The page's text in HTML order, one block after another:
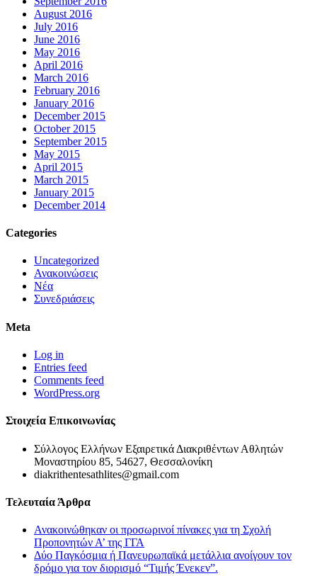
August 2016
July 2016
June 2016
May 2016
April 2016
March 2016
February 2016
January 2016
December 2015
October 2015
September 2015
May 2015
April 2015
March 2015
January 2015
December 2014
Categories
Uncategorized
Ανακοινώσεις
Νέα
Συνεδριάσεις
Meta
Log in
Entries feed
Comments feed
WordPress.org
Στοιχεία Επικοινωνίας
Σύλλογος Ελλήνων Εξαιρετικά Διακριθέντων Αθλητών
Μοναστηρίου 85, 54627, Θεσσαλονίκη
diakrithentesathlites@gmail.com
Τελευταία Άρθρα
Ανακοινώθηκαν οι προσωρινοί πίνακες για τη Σχολή
Προπονητών Α’ της ΓΓΑ
Δύο Παγκόσμια ή Πανευρωπαϊκά μετάλλια ανοίγουν τον
δρόμο για τον διορισμό “Τιμής Ένεκεν”.